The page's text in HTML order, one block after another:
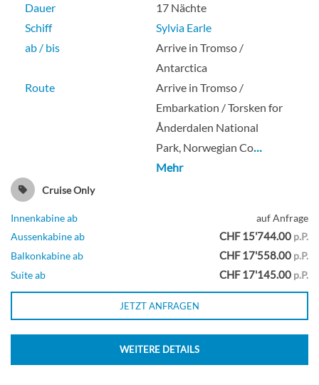
Dauer
17 Nächte
Schiff
Sylvia Earle
ab / bis
Arrive in Tromso /
Antarctica
Route
Arrive in Tromso /
Embarkation / Torsken for
Ånderdalen National
Park, Norwegian Co…
Mehr
Cruise Only
Innenkabine ab
auf Anfrage
Aussenkabine ab
CHF 15'744.00 p.P.
Balkonkabine ab
CHF 17'558.00 p.P.
Suite ab
CHF 17'145.00 p.P.
JETZT ANFRAGEN
WEITERE DETAILS